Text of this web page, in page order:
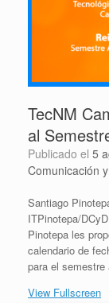
TecNM
al
Publicado el 5
Comunicación
Santiago
ITPinotepa/
Pinotepa les
calendario de
para el
View Fullscreen